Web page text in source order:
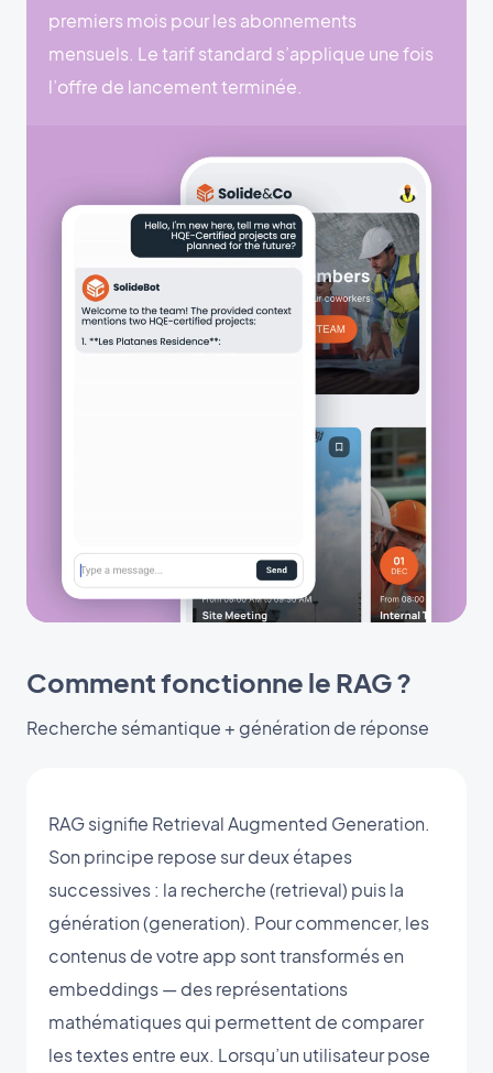
premiers mois pour les abonnements
mensuels. Le tarif standard s’applique une fois
l’offre de lancement terminée.
Comment fonctionne le RAG ?
Recherche sémantique + génération de réponse
RAG signifie Retrieval Augmented Generation.
Son principe repose sur deux étapes
successives : la recherche (retrieval) puis la
génération (generation). Pour commencer, les
contenus de votre app sont transformés en
embeddings — des représentations
mathématiques qui permettent de comparer
les textes entre eux. Lorsqu’un utilisateur pose